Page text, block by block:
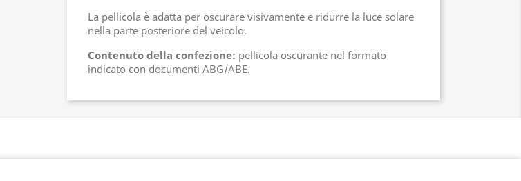
La pellicola è adatta per oscurare visivamente e ridurre la luce solare
nella parte posteriore del veicolo.
Contenuto della confezione: pellicola oscurante nel formato
indicato con documenti ABG/ABE.